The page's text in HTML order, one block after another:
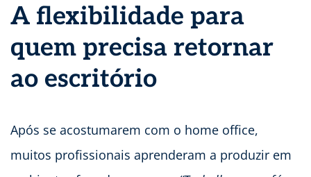
A flexibilidade para
quem precisa retornar
ao escritório
Após se acostumarem com o home office,
muitos profissionais aprenderam a produzir em